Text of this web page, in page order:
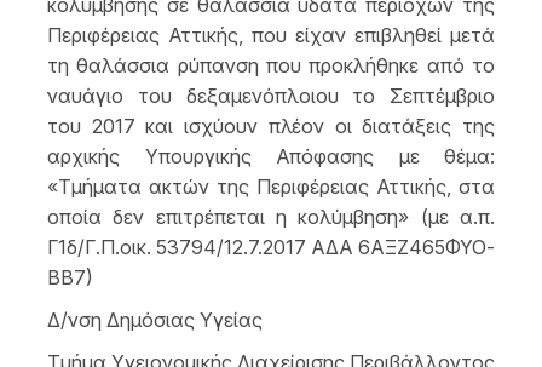
κολύμβησης σε θαλάσσια ύδατα περιοχών της
Περιφέρειας Αττικής, που είχαν επιβληθεί μετά
τη θαλάσσια ρύπανση που προκλήθηκε από το
ναυάγιο του δεξαμενόπλοιου το Σεπτέμβριο
του 2017 και ισχύουν πλέον οι διατάξεις της
αρχικής Υπουργικής Απόφασης με θέμα:
«Τμήματα ακτών της Περιφέρειας Αττικής, στα
οποία δεν επιτρέπεται η κολύμβηση» (με α.π.
Γ1δ/Γ.Π.οικ. 53794/12.7.2017 ΑΔΑ 6ΑΞΖ465ΦΥΟ-
ΒΒ7)
Δ/νση Δημόσιας Υγείας
Τμήμα Υγειονομικής Διαχείρισης Περιβάλλοντος